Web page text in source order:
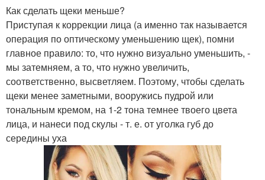
Как сделать щеки меньше?
Приступая к коррекции лица (а именно так называется
операция по оптическому уменьшению щек), помни
главное правило: то, что нужно визуально уменьшить, -
мы затемняем, а то, что нужно увеличить,
соответственно, высветляем. Поэтому, чтобы сделать
щеки менее заметными, вооружись пудрой или
тональным кремом, на 1-2 тона темнее твоего цвета
лица, и нанеси под скулы - т. е. от уголка губ до
середины уха